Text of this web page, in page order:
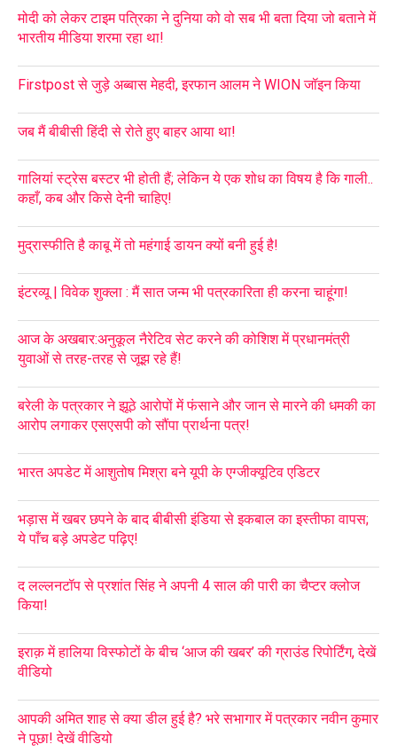
मोदी को लेकर टाइम पत्रिका ने दुनिया को वो सब भी बता दिया जो बताने में
भारतीय मीडिया शरमा रहा था!
Firstpost से जुड़े अब्बास मेहदी, इरफान आलम ने WION जॉइन किया
जब मैं बीबीसी हिंदी से रोते हुए बाहर आया था!
गालियां स्ट्रेस बस्टर भी होती हैं; लेकिन ये एक शोध का विषय है कि गाली..
कहाँ, कब और किसे देनी चाहिए!
मुद्रास्फीति है काबू में तो महंगाई डायन क्यों बनी हुई है!
इंटरव्यू | विवेक शुक्ला : मैं सात जन्म भी पत्रकारिता ही करना चाहूंगा!
आज के अखबार:अनुकूल नैरेटिव सेट करने की कोशिश में प्रधानमंत्री
युवाओं से तरह-तरह से जूझ रहे हैं!
बरेली के पत्रकार ने झूठे आरोपों में फंसाने और जान से मारने की धमकी का
आरोप लगाकर एसएसपी को सौंपा प्रार्थना पत्र!
भारत अपडेट में आशुतोष मिश्रा बने यूपी के एग्जीक्यूटिव एडिटर
भड़ास में खबर छपने के बाद बीबीसी इंडिया से इकबाल का इस्तीफा वापस;
ये पाँच बड़े अपडेट पढ़िए!
द लल्लनटॉप से प्रशांत सिंह ने अपनी 4 साल की पारी का चैप्टर क्लोज
किया!
इराक़ में हालिया विस्फोटों के बीच ‘आज की खबर’ की ग्राउंड रिपोर्टिंग, देखें
वीडियो
आपकी अमित शाह से क्या डील हुई है? भरे सभागार में पत्रकार नवीन कुमार
ने पूछा! देखें वीडियो